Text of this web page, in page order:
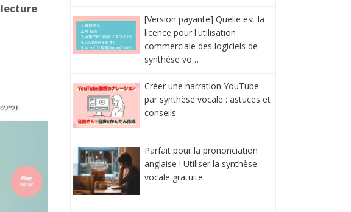
[Version payante] Quelle est la
licence pour l'utilisation
commerciale des logiciels de
synthèse vo…
Créer une narration YouTube
par synthèse vocale : astuces et
conseils
Parfait pour la prononciation
anglaise ! Utiliser la synthèse
vocale gratuite.